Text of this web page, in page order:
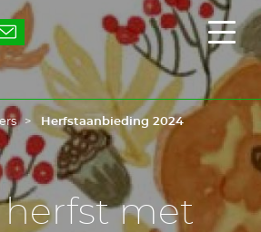
Toon
het
Herfstaanbieding 2024
herfst met